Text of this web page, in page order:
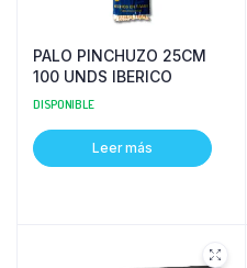
PALO PINCHUZO 25CM
100 UNDS IBERICO
DISPONIBLE
Leer más